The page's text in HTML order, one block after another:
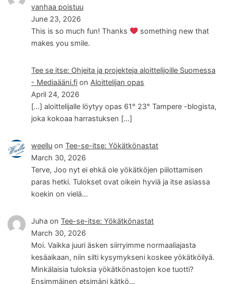
vanhaa poistuu
June 23, 2026
This is so much fun! Thanks
something new that
makes you smile.
Tee se itse: Ohjeita ja projekteja aloittelijoille Suomessa
- Mediaääni.fi onAloittelijan opas
April 24, 2026
[…] aloittelijalle löytyy opas 61° 23° Tampere -blogista,
joka kokoaa harrastuksen […]
weellu onTee-se-itse: Yökätkönastat
March 30, 2026
Terve, Joo nyt ei ehkä ole yökätköjen piilottamisen
paras hetki. Tulokset ovat oikein hyviä ja itse asiassa
koekin on vielä…
Juha onTee-se-itse: Yökätkönastat
March 30, 2026
Moi. Vaikka juuri äsken siirryimme normaaliajasta
kesäaikaan, niin silti kysymykseni koskee yökätköilyä.
Minkälaisia tuloksia yökätkönastojen koe tuotti?
Ensimmäinen etsimäni kätkö…